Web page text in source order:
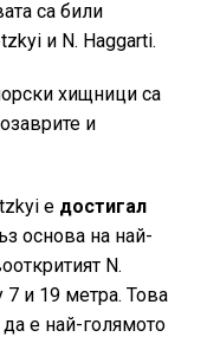
са били
и N. Haggarti.
хищници са
и
е достигал
основа на най-
N.
и 19 метра. Това
е най-голямото